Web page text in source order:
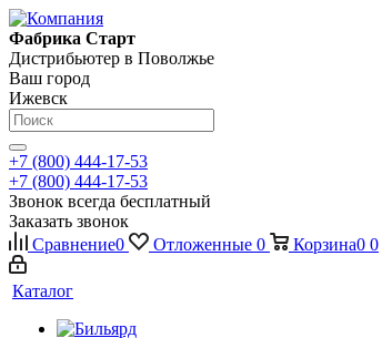
Фабрика Старт
Дистрибьютер в Поволжье
Ваш город
Ижевск
+7 (800) 444-17-53
+7 (800) 444-17-53
Звонок всегда бесплатный
Заказать звонок
Сравнение0 Отложенные 0 Корзина0 0
Каталог